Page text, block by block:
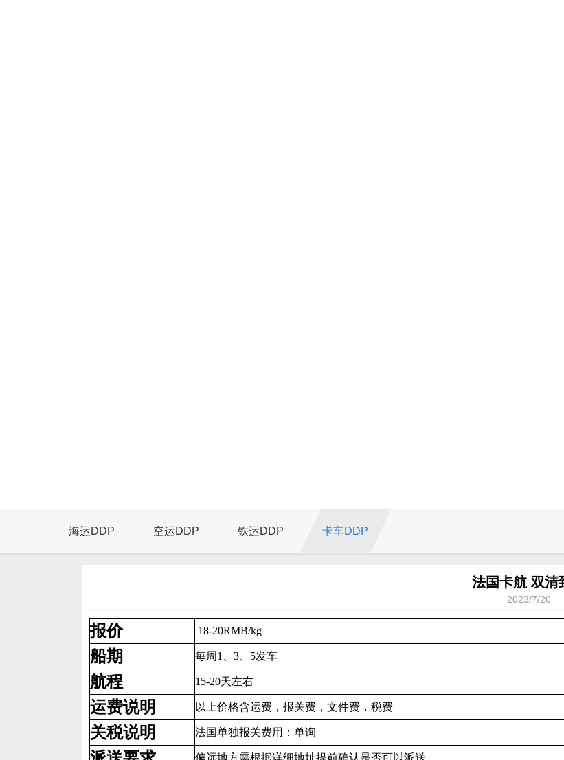
海运DDP 空运DDP 铁运DDP 卡车DDP
法国卡航 双清
2023/7/20
报价 18-20RMB/kg
船期 每周1、3、5发车
航程 15-20天左右
运费说明 以上价格含运费，报关费，文件费，税费
关税说明 法国单独报关费用：单询
偏远地方需根据详细地址提前确认是否可以派送